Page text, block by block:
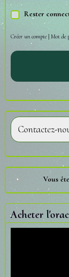
Rester
Créer un compte | Mot de
Contactez-
Vous
Acheter